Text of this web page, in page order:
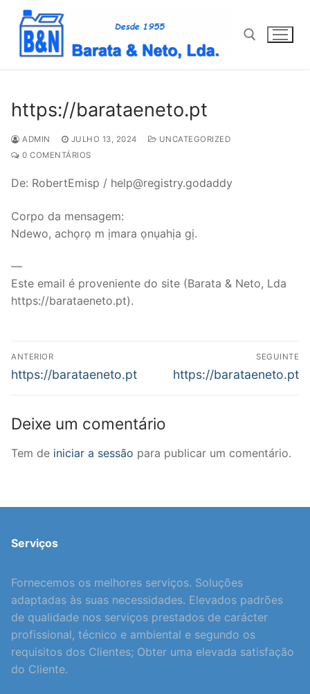
Saltar
para
conteúdo
https://barataeneto.pt
ADMIN JULHO 13, 2024
UNCATEGORIZED
0 COMENTÁRIOS
De: RobertEmisp / help@registry.godaddy
Corpo da mensagem:
Ndewo, achọrọ m ịmara ọnụahịa gị.
—
Este email é proveniente do site (Barata & Neto, Lda
https://barataeneto.pt).
Navegação
de
ANTERIOR
Previous
https://barataeneto.pt
SEGUINTE
Next
https://barataeneto.pt
Deixe um comentário
Tem de iniciar a sessão para publicar um comentário.
Serviços
Fornecemos os melhores serviços. Soluções
adaptadas às suas necessidades. Elevados padrões
de qualidade nos serviços prestados de carácter
profissional, técnico e ambiental e segundo os
requisitos dos Clientes; Obter uma elevada satisfação
do Cliente.